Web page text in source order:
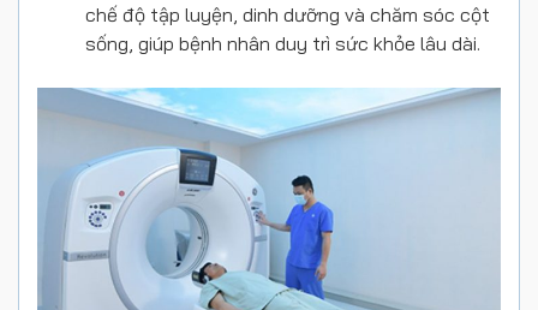
chế độ tập luyện, dinh dưỡng và chăm sóc cột
sống, giúp bệnh nhân duy trì sức khỏe lâu dài.